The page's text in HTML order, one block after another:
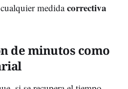
medidacorrectiva
de minutos como